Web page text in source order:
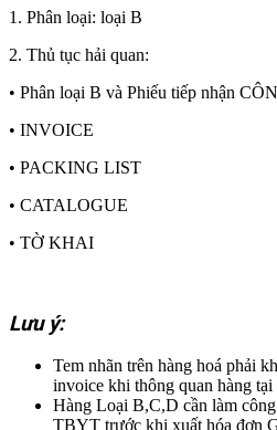
1. Phân loại: loại B
2. Thủ tục hải quan:
• Phân loại B và Phiếu tiếp nhận
• INVOICE
• PACKING LIST
• CATALOGUE
• TỜ KHAI
Lưu ý:
Tem nhãn trên hàng hoá phải
invoice khi thông quan hàng
Hàng Loại B,C,D cần làm
TBYT trước khi xuất hóa đơn